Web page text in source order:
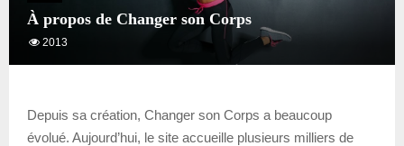
À propos de Changer son Corps
2013
Depuis sa création, Changer son Corps a beaucoup
évolué. Aujourd’hui, le site accueille plusieurs milliers de